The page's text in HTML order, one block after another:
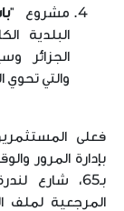
مشروع "
البلدية
الجزائر
والتي تحوي
فعلى
بإدارة المرور
بـ65، شارع
المرجعية لملف